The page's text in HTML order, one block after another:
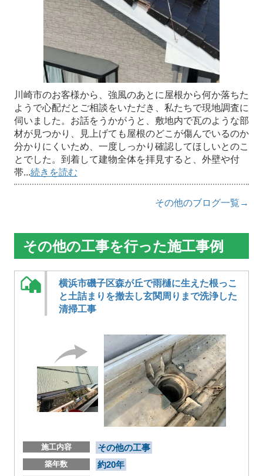
川崎市のお客様から、強風のあとに屋根から何か落ちた
ようで心配だとご相談をいただき、私たちで現地調査に
伺いました。お話をうかがうと、敷地内で瓦のような部
材が見つかり、見上げても屋根のどこが傷んでいるのか
分かりにくいため、一度しっかり確認してほしいとのこ
とでした。到着して建物全体を拝見すると、外壁や付
帯...続きを読む
その他のブログ一覧→
その他の工事を行った施工事例
横浜市磯子区森が丘で雨樋に生えた根っこ
と土詰まりを撤去し玄関周りまで洗浄した
清掃工事
施工内容 その他の工事
築年数 約20年